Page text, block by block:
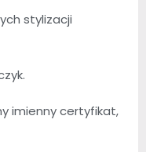
stylizacji
imienny certyfikat,